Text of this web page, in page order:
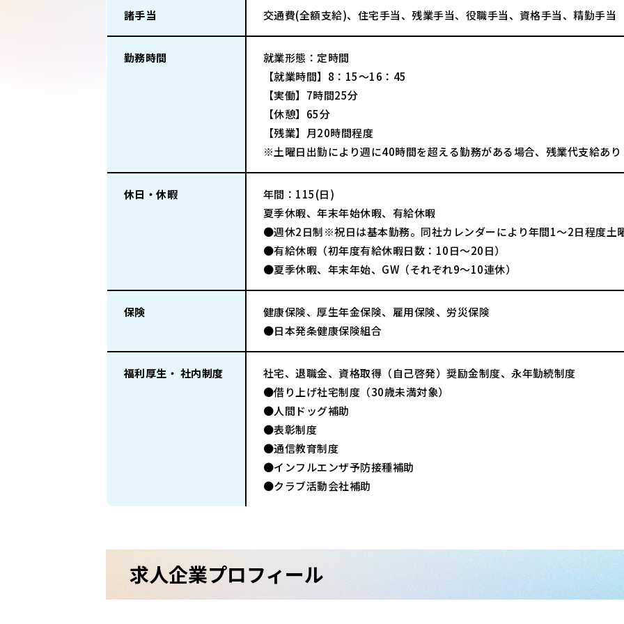
諸手当 交通費(全額支給)、住宅手当、残業手当、役職手当、資格手当、精勤手当
勤務時間
就業形態：定時間
【就業時間】8：15～16：45
【実働】7時間25分
【休憩】65分
【残業】月20時間程度
※土曜日出勤により週に40時間を超える勤務がある場合、残業代支給あり
休日・休暇
年間：115(日)
夏季休暇、年末年始休暇、有給休暇
●週休2日制※祝日は基本勤務。同社カレンダーにより年間1～2日程度土
●有給休暇（初年度有給休暇日数：10日～20日）
●夏季休暇、年末年始、GW（それぞれ9～10連休）
保険
健康保険、厚生年金保険、雇用保険、労災保険
●日本発条健康保険組合
福利厚生・ 社内制度
社宅、退職金、資格取得（自己啓発）奨励金制度、永年勤続制度
●借り上げ社宅制度（30歳未満対象）
●人間ドッグ補助
●表彰制度
●通信教育制度
●インフルエンザ予防接種補助
●クラブ活動会社補助
求人企業プロフィール